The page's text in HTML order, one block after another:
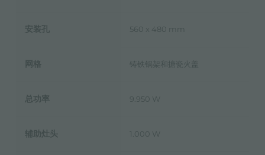
安装孔 560 x 480 mm
网格 铸铁锅架和搪瓷火盖
总功率 9.950 W
辅助灶头 1.000 W